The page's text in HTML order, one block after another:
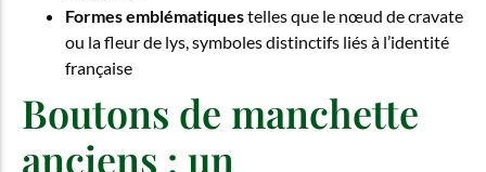
Formes emblématiquestelles que le nœud de cravate
ou la fleur de lys, symboles distinctifs liés à l’identité
française
Boutons de manchette
anciens : un